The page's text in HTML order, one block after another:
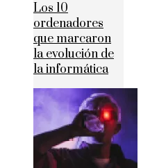
Los 10
ordenadores
que marcaron
la evolución de
la informática